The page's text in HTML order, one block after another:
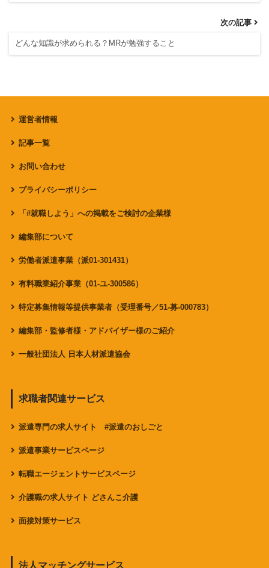
次の記事
どんな知識が求められる？MRが勉強すること
運営者情報
記事一覧
お問い合わせ
プライバシーポリシー
「#就職しよう」への掲載をご検討の企業様
編集部について
労働者派遣事業（派01-301431）
有料職業紹介事業（01-ユ-300586）
特定募集情報等提供事業者（受理番号／51-募-000783）
編集部・監修者様・アドバイザー様のご紹介
一般社団法人 日本人材派遣協会
求職者関連サービス
派遣専門の求人サイト #派遣のおしごと
派遣事業サービスページ
転職エージェントサービスページ
介護職の求人サイト どさんこ介護
面接対策サービス
法人マッチングサービス